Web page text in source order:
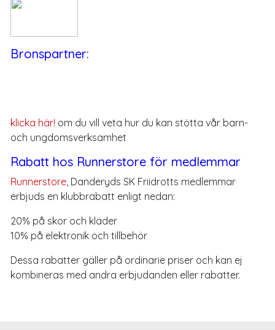
Bronspartner:
klicka här! om du vill veta hur du kan stötta vår barn-
och ungdomsverksamhet
Rabatt hos Runnerstore för medlemmar
Runnerstore , Danderyds SK Friidrotts medlemmar
erbjuds en klubbrabatt enligt nedan:
20% på skor och kläder
10% på elektronik och tillbehör
Dessa rabatter gäller på ordinarie priser och kan ej
kombineras med andra erbjudanden eller rabatter.